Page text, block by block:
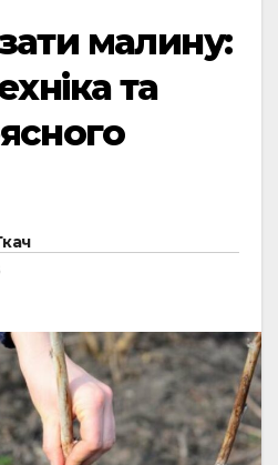
малину:
та